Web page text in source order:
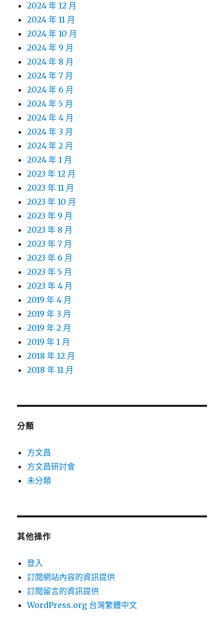
2024 年 12 月
2024 年 11 月
2024 年 10 月
2024 年 9 月
2024 年 8 月
2024 年 7 月
2024 年 6 月
2024 年 5 月
2024 年 4 月
2024 年 3 月
2024 年 2 月
2024 年 1 月
2023 年 12 月
2023 年 11 月
2023 年 10 月
2023 年 9 月
2023 年 8 月
2023 年 7 月
2023 年 6 月
2023 年 5 月
2023 年 4 月
2019 年 4 月
2019 年 3 月
2019 年 2 月
2019 年 1 月
2018 年 12 月
2018 年 11 月
分類
方文昌
方文昌研討會
未分類
其他操作
登入
訂閱網站內容的資訊提供
訂閱留言的資訊提供
WordPress.org 台灣繁體中文